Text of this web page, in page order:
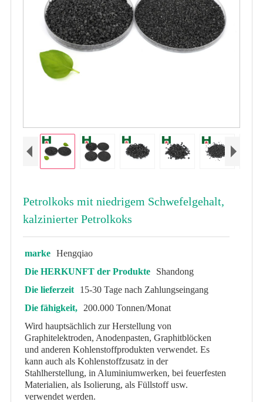
Petrolkoks mit niedrigem Schwefelgehalt,
kalzinierter Petrolkoks
marke Hengqiao
Die HERKUNFT der Produkte
Shandong
Die lieferzeit
15-30 Tage nach Zahlungseingang
Die fähigkeit,
200.000 Tonnen/Monat
Wird hauptsächlich zur Herstellung von
Graphitelektroden, Anodenpasten, Graphitblöcken
und anderen Kohlenstoffprodukten verwendet. Es
kann auch als Kohlenstoffzusatz in der
Stahlherstellung, in Aluminiumwerken, bei feuerfesten
Materialien, als Isolierung, als Füllstoff usw.
verwendet werden.